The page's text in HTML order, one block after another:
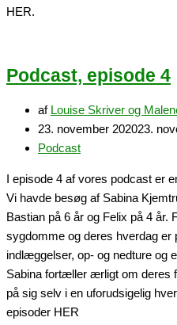
HER.
Podcast, episode 4
af Louise Skriver og
23. november 202023.
Podcast
I episode 4 af vores podcast er
Vi havde besøg af Sabina
Bastian på 6 år og Felix på 4 år.
sygdomme og deres hverdag
indlæggelser, op- og nedture og
Sabina fortæller ærligt om deres
på sig selv i en uforudsigelig
episoder HER